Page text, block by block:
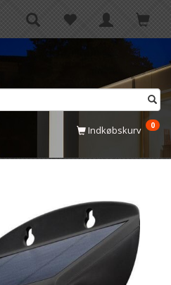
Indkøbskurv 0